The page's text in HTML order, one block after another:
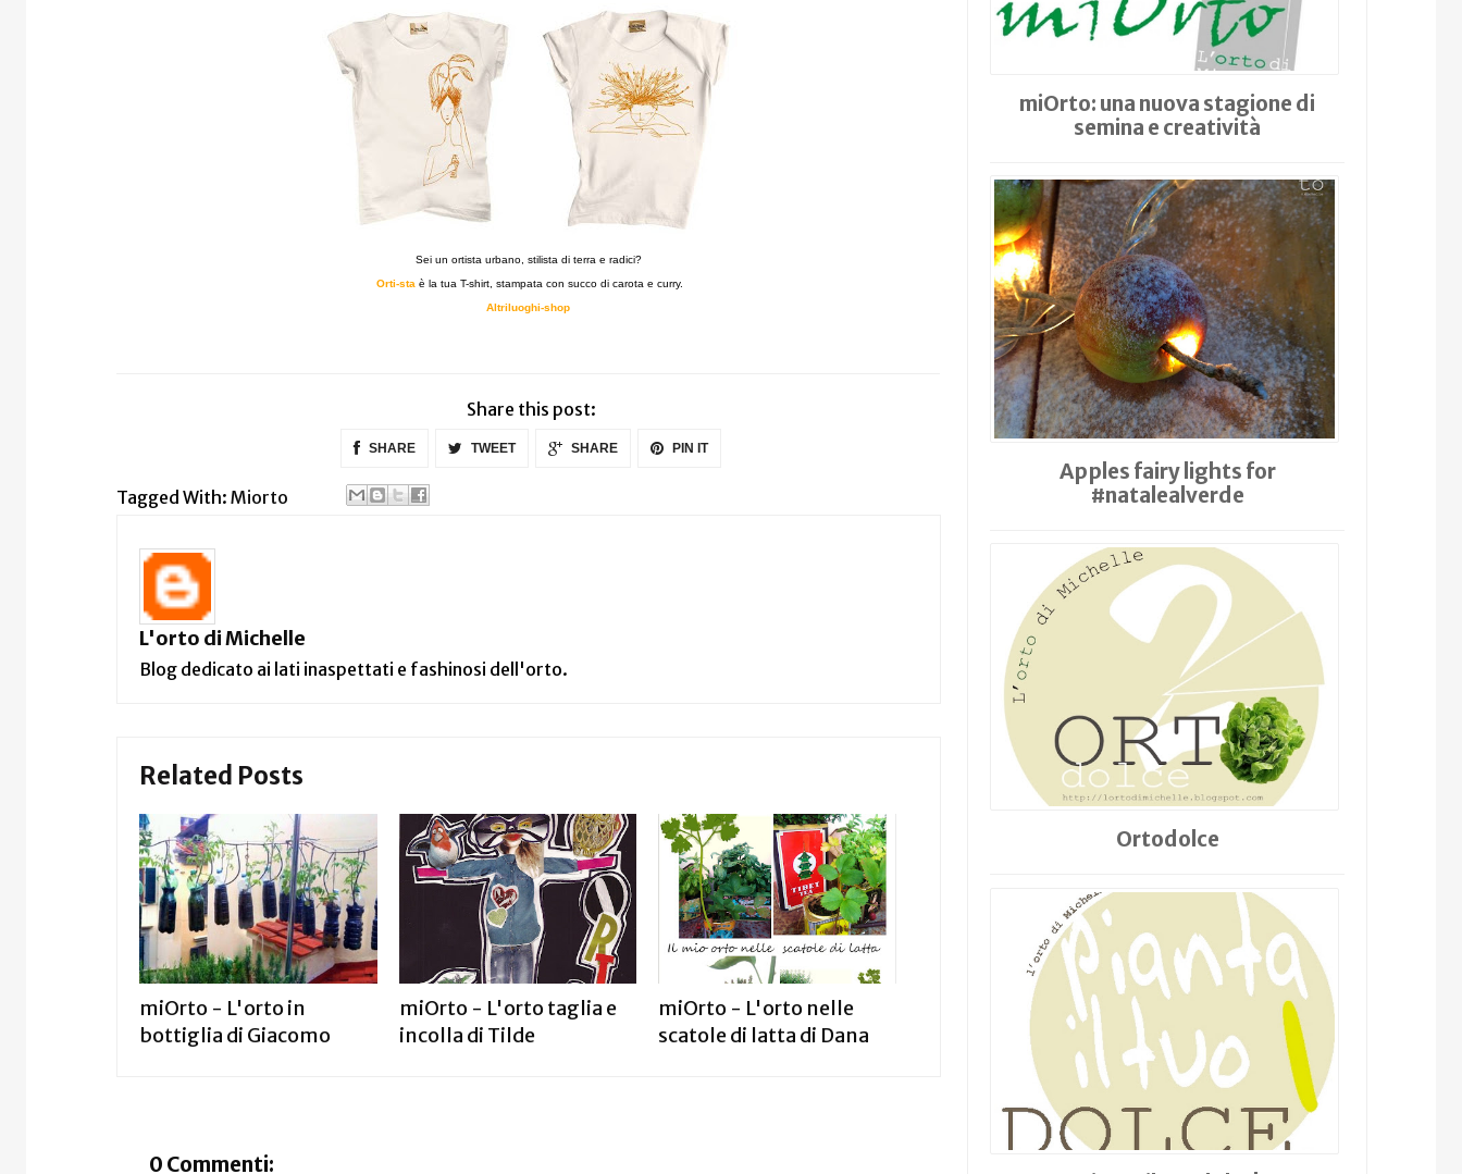
Sei un ortista urbano, stilista di terra e radici?
Orti-sta è la tua T-shirt, stampata con succo di carota e curry.
Altriluoghi-shop
Share this post:
SHARE TWEET SHARE PIN IT
Tagged With: Miorto
L'orto di Michelle
Blog dedicato ai lati inaspettati e fashinosi dell'orto.
Related Posts
miOrto - L'orto in
bottiglia di Giacomo
miOrto - L'orto taglia e
incolla di Tilde
miOrto - L'orto nelle
scatole di latta di Dana
0 Commenti:
miOrto: una nuova stagione di
semina e creatività
Apples fairy lights for
#natalealverde
Ortodolce